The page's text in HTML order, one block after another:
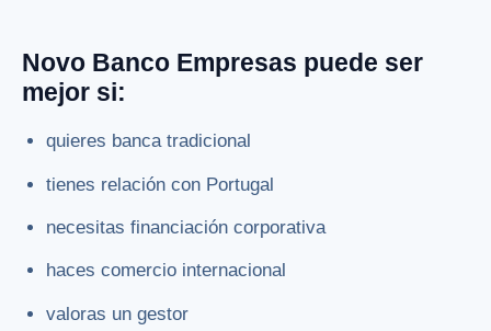
Novo Banco Empresas puede ser
mejor si:
quieres banca tradicional
tienes relación con Portugal
necesitas financiación corporativa
haces comercio internacional
valoras un gestor